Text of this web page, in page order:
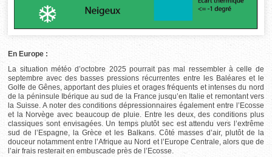
En Europe :
La situation météo d’octobre 2025 pourrait pas mal ressembler à celle de
septembre avec des basses pressions récurrentes entre les Baléares et le
Golfe de Gênes, apportant des pluies et orages fréquents et intenses du nord
de la péninsule Ibérique au sud de la France jusqu’en Italie et remontant vers
la Suisse. A noter des conditions dépressionnaires également entre l’Ecosse
et la Norvège avec beaucoup de pluie. Entre les deux, des conditions plus
classiques sont envisagées. Un temps plutôt sec est attendu vers l’extrême
sud de l’Espagne, la Grèce et les Balkans. Côté masses d’air, plutôt de la
douceur notamment entre l’Afrique au Nord et l’Europe Centrale, alors que de
l’air frais resterait en embuscade près de l’Ecosse.